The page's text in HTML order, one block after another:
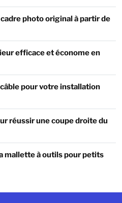
photo original à partir de
efficace et économe en
pour votre installation
réussir une coupe droite du
mallette à outils pour petits